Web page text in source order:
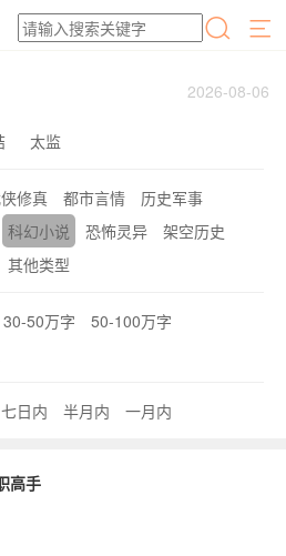
2026-08-06
太监
修真 都市言情
历史军事
科幻小说 恐怖灵异
架空历史
其他类型
30-50万字
50-100万字
七日内 半月内 一月内
高手